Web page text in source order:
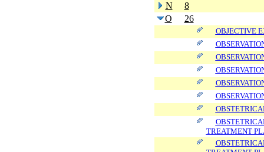
N
8
O
26
OBJECTIVE
TREATMENT